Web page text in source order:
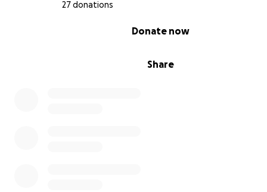
27 donations
Share
Donate now